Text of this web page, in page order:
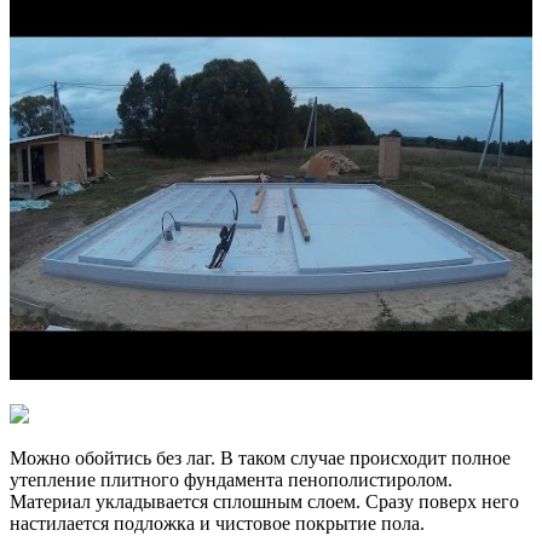
Можно обойтись без лаг. В таком случае происходит полное
утепление плитного фундамента пенополистиролом.
Материал укладывается сплошным слоем. Сразу поверх него
настилается подложка и чистовое покрытие пола.